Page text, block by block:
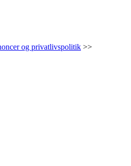
og privatlivspolitik >>